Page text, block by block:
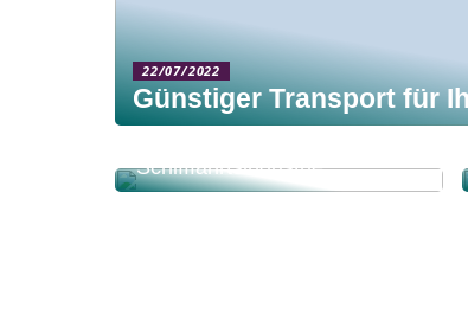
22/07/2022
Günstiger Transport für
Motorenersatzteile für die
Schifffahrtsindustrie